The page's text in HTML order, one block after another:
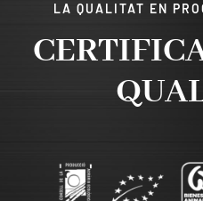
LA QUALITAT EN